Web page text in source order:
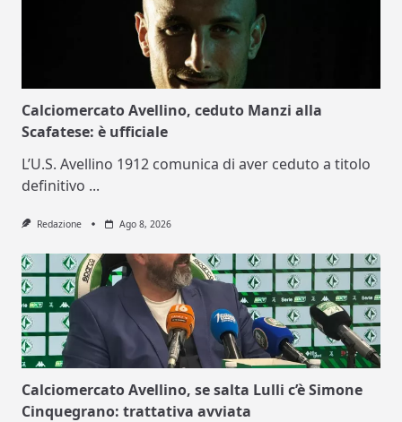
Calciomercato Avellino, ceduto Manzi alla
Scafatese: è ufficiale
L’U.S. Avellino 1912 comunica di aver ceduto a titolo
definitivo ...
Redazione Ago 8, 2026
Calciomercato Avellino, se salta Lulli c’è Simone
Cinquegrano: trattativa avviata